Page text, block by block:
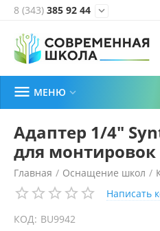
8 (343) 385 92 44 
 МЕНЮ 
Адаптер 1/4"
для монтировок
Главная / Оснащение школ /
Написать
КОД: BU9942